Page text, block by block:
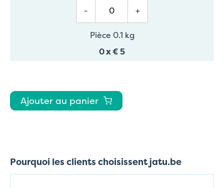
- +
Pièce 0.1 kg
0x€ 5
Ajouter au panier
Pourquoi les clients choisissent jatu.be